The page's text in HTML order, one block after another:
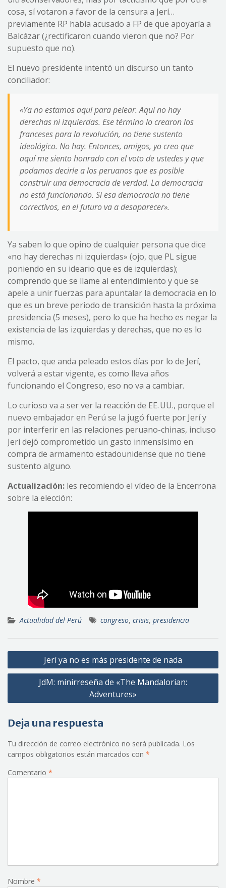
cosa, sí votaron a favor de la censura a Jerí…
previamente RP había acusado a FP de que apoyaría a
Balcázar (¿rectificaron cuando vieron que no? Por
supuesto que no).
El nuevo presidente intentó un discurso un tanto
conciliador:
«Ya no estamos aquí para pelear. Aquí no hay
derechas ni izquierdas. Ese término lo crearon los
franceses para la revolución, no tiene sustento
ideológico. No hay. Entonces, amigos, yo creo que
aquí me siento honrado con el voto de ustedes y que
podamos decirle a los peruanos que es posible
construir una democracia de verdad. La democracia
no está funcionando. Si esa democracia no tiene
correctivos, en el futuro va a desaparecer».
Ya saben lo que opino de cualquier persona que dice
«no hay derechas ni izquierdas» (ojo, que PL sigue
poniendo en su ideario que es de izquierdas);
comprendo que se llame al entendimiento y que se
apele a unir fuerzas para apuntalar la democracia en lo
que es un breve periodo de transición hasta la próxima
presidencia (5 meses), pero lo que ha hecho es negar la
existencia de las izquierdas y derechas, que no es lo
mismo.
El pacto, que anda peleado estos días por lo de Jerí,
volverá a estar vigente, es como lleva años
funcionando el Congreso, eso no va a cambiar.
Lo curioso va a ser ver la reacción de EE. UU., porque el
nuevo embajador en Perú se la jugó fuerte por Jerí y
por interferir en las relaciones peruano-chinas, incluso
Jerí dejó comprometido un gasto inmensísimo en
compra de armamento estadounidense que no tiene
sustento alguno.
Actualización: les recomiendo el vídeo de la Encerrona
sobre la elección:
Actualidad del Perú congreso, crisis, presidencia
Navegación
de
entradas
Jerí ya no es más presidente de nada
JdM: minirreseña de «The Mandalorian:
Adventures»
Deja una respuesta
Tu dirección de correo electrónico no será publicada. Los
campos obligatorios están marcados con *
Comentario *
Nombre *